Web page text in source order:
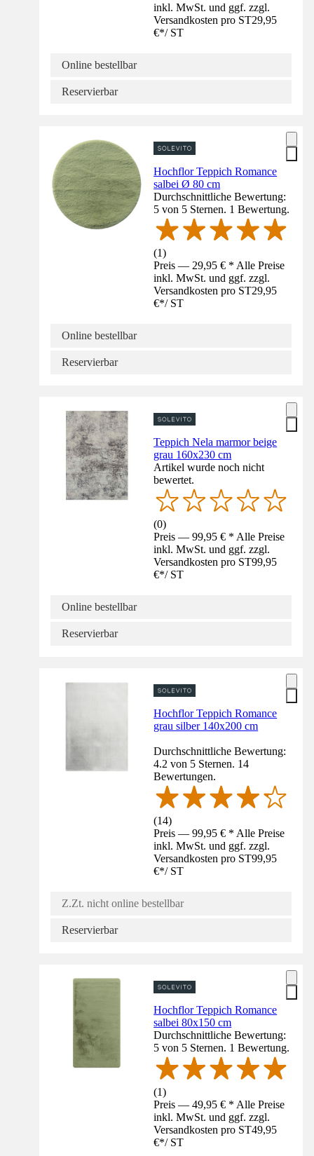
inkl. MwSt. und ggf. zzgl.
Versandkosten pro ST29,95
€*/ ST
Online bestellbar
Reservierbar
Hochflor Teppich Romance
salbei Ø 80 cm
Durchschnittliche Bewertung:
5 von 5 Sternen. 1 Bewertung.
(1)
Preis — 29,95 € * Alle Preise
inkl. MwSt. und ggf. zzgl.
Versandkosten pro ST29,95
€*/ ST
Online bestellbar
Reservierbar
Teppich Nela marmor beige
grau 160x230 cm
Artikel wurde noch nicht
bewertet.
(0)
Preis — 99,95 € * Alle Preise
inkl. MwSt. und ggf. zzgl.
Versandkosten pro ST99,95
€*/ ST
Online bestellbar
Reservierbar
Hochflor Teppich Romance
grau silber 140x200 cm
Durchschnittliche Bewertung:
4.2 von 5 Sternen. 14
Bewertungen.
(14)
Preis — 99,95 € * Alle Preise
inkl. MwSt. und ggf. zzgl.
Versandkosten pro ST99,95
€*/ ST
Z.Zt. nicht online bestellbar
Reservierbar
Hochflor Teppich Romance
salbei 80x150 cm
Durchschnittliche Bewertung:
5 von 5 Sternen. 1 Bewertung.
(1)
Preis — 49,95 € * Alle Preise
inkl. MwSt. und ggf. zzgl.
Versandkosten pro ST49,95
€*/ ST